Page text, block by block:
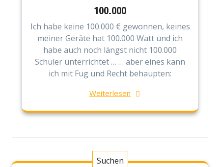
100.000
Ich habe keine 100.000 € gewonnen, keines
meiner Geräte hat 100.000 Watt und ich
habe auch noch längst nicht 100.000
Schüler unterrichtet … … aber eines kann
ich mit Fug und Recht behaupten:
Weiterlesen
Suchen